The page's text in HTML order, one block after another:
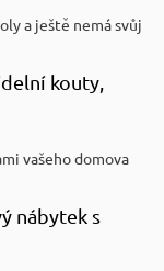
a ještě nemá svůj
kouty,
vašeho domova
nábytek s